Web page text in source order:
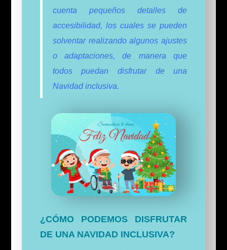
cuenta pequeños detalles de
accesibilidad, los cualesse pueden
solventar realizando algunos ajustes
o adaptaciones, de manera que
todos puedan disfrutar de una
Navidad inclusiva.
¿CÓMO PODEMOS DISFRUTAR
DE UNA NAVIDAD INCLUSIVA?